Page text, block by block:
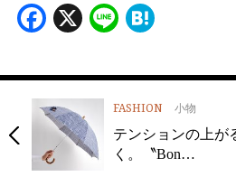
Facebook
X Line
FASHION 小物
テンションの上が
く。〝Bon…